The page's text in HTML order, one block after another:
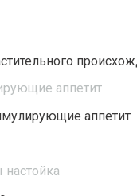
аппетит
аппетит